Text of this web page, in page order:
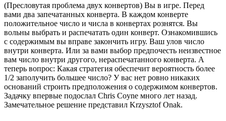
(Пресловутая проблема двух конвертов) Вы в игре. Перед
вами два запечатанных конверта. В каждом конверте
положительное число и числа в конвертах рознятся. Вы
вольны выбрать и распечатать один конверт. Ознакомившись
с содержимым вы вправе закончить игру. Ваш улов число
внутри конверта. Или за вами выбор предпочесть неизвестное
вам число внутри другого, нераспечатанного конверта. А
теперь вопрос: Какая стратегия обеспечит вероятность более
1/2 заполучить большее число? У вас нет ровно никаких
оснований строить предположения о содержимом конвертов.
Задачку впервые подослал Chris Coyne много лет назад.
Замечательное решение представил Krzysztof Onak.